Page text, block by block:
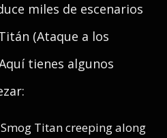
miles de escenarios
(Ataque a los
tienes algunos
Titan creeping along